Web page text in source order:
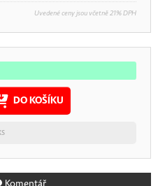
Uvedené ceny jsou včetně 21% DPH
DO KOŠÍKU